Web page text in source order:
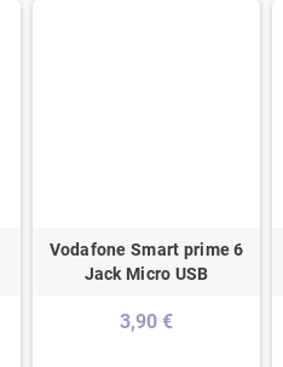
Vodafone Smart prime 6
Jack Micro USB
3,90 €